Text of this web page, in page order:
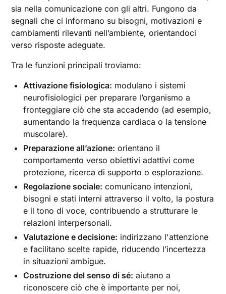
sia nella comunicazione con gli altri. Fungono da
segnali che ci informano su bisogni, motivazioni e
cambiamenti rilevanti nell’ambiente, orientandoci
verso risposte adeguate.
Tra le funzioni principali troviamo:
Attivazione fisiologica: modulano i sistemi
neurofisiologici per preparare l’organismo a
fronteggiare ciò che sta accadendo (ad esempio,
aumentando la frequenza cardiaca o la tensione
muscolare).
Preparazione all’azione: orientano il
comportamento verso obiettivi adattivi come
protezione, ricerca di supporto o esplorazione.
Regolazione sociale: comunicano intenzioni,
bisogni e stati interni attraverso il volto, la postura
e il tono di voce, contribuendo a strutturare le
relazioni interpersonali.
Valutazione e decisione: indirizzano l'attenzione
e facilitano scelte rapide, riducendo l’incertezza
in situazioni ambigue.
Costruzione del senso di sé: aiutano a
riconoscere ciò che è importante per noi,